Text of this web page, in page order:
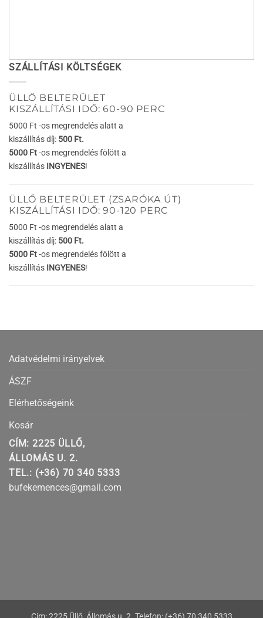
SZÁLLÍTÁSI KÖLTSÉGEK
ÜLLŐ BELTERÜLET
KISZÁLLÍTÁSI IDŐ: 60-90 PERC
5000 Ft -os megrendelés alatt a
kiszállítás díj: 500 Ft.
5000 Ft-os megrendelés fölött a
kiszállítás INGYENES!
ÜLLŐ BELTERÜLET (ZSARÓKA ÚT)
KISZÁLLÍTÁSI IDŐ: 90-120 PERC
5000 Ft -os megrendelés alatt a
kiszállítás díj: 500 Ft.
5000 Ft-os megrendelés fölött a
kiszállítás INGYENES!
Adatvédelmi irányelvek
ÁSZF
Elérhetőségeink
Kosár
CÍM: 2225 ÜLLŐ,
ÁLLOMÁS U. 2.
TEL.: (+36) 70 340 5333
bufekemences@gmail.com